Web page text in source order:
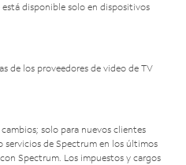
disponible solo en dispositivos
de los proveedores de video de TV
solo para nuevos clientes
servicios de Spectrum en los últimos
Spectrum. Los impuestos y cargos